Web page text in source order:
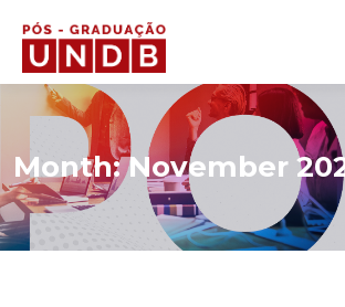
Month:November